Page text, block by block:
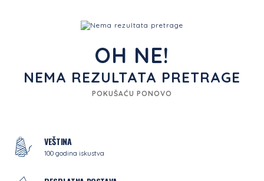
OH NE!
NEMA REZULTATA PRETRAGE
POKUŠAĆU PONOVO
VEŠTINA
100 godina iskustva